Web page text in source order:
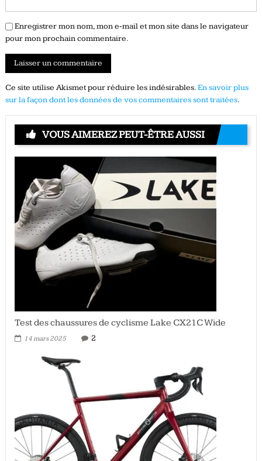
Enregistrer mon nom, mon e-mail et mon site dans le navigateur
pour mon prochain commentaire.
Ce site utilise Akismet pour réduire les indésirables.En savoir plus
sur la façon dont les données de vos commentaires sont traitées.
VOUS AIMEREZ PEUT-ÊTRE AUSSI
Test des chaussures de cyclisme Lake CX21C Wide
14 mars 2025 2